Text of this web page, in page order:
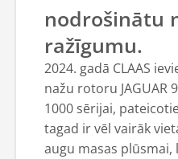
nodrošinātu
ražīgumu.
2024. gadā CLAAS
nažu rotoru JAGUAR
1000 sērijai,
tagad ir vēl vairāk
augu masas plūsmai,